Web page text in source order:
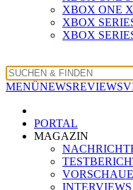
XBOX ONE X
XBOX
XBOX
MENÜNEWSREVIEWS
PORTAL
MAGAZIN
INTERVIEWS